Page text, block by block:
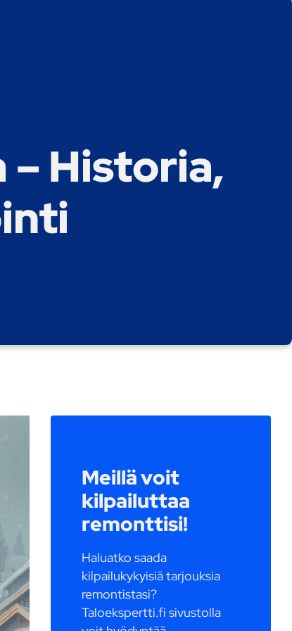
Historia,
Meillä voit
kilpailuttaa
remonttisi!
Haluatko saada
kilpailukykyisiä tarjouksia
remontistasi?
Taloekspertti.fi sivustolla